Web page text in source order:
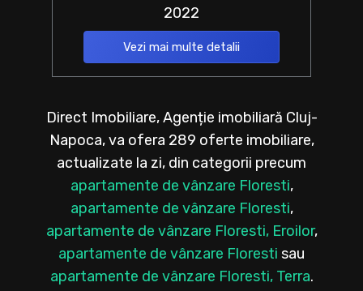
2022
Vezi mai multe detalii
Direct Imobiliare, Agenție imobiliară Cluj-
Napoca, va ofera 289 oferte imobiliare,
actualizate la zi, din categorii precum
apartamente de vânzare Floresti,
apartamente de vânzare Floresti,
apartamente de vânzare Floresti, Eroilor,
apartamente de vânzare Floresti sau
apartamente de vânzare Floresti, Terra.